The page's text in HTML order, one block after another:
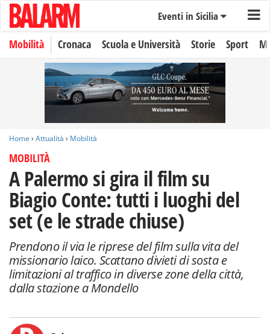
Eventi in Sicilia
Mobilità Cronaca Scuola e Università Storie Sport
Home › Attualità › Mobilità
MOBILITÀ
A Palermo si gira il film su
Biagio Conte: tutti i luoghi del
set (e le strade chiuse)
Prendono il via le riprese del film sulla vita del
missionario laico. Scattano divieti di sosta e
limitazioni al traffico in diverse zone della città,
dalla stazione a Mondello